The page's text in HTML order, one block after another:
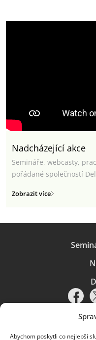
Abychom poskytli co nejlepší
Nadcházející akce
Semináře, webcasty,
pořádané společností
Zobrazit více